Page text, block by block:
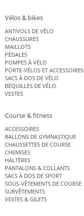
Vélos & bikes
ANTIVOLS DE VÉLO
CHAUSSURES
MAILLOTS
PÉDALES
POMPES À VÉLO
PORTE-VÉLOS ET ACCESSOIRES
SACS À DOS DE VÉLO
BÉQUILLES DE VÉLO
VESTES
Course & fitness
ACCESSOIRES
BALLONS DE GYMNASTIQUE
CHAUSSETTES DE COURSE
CHEMISES
HALTÈRES
PANTALONS & COLLANTS
SACS À DOS DE SPORT
SOUS-VÊTEMENTS DE COURSE
SURVÊTEMENTS
VESTES & GILETS